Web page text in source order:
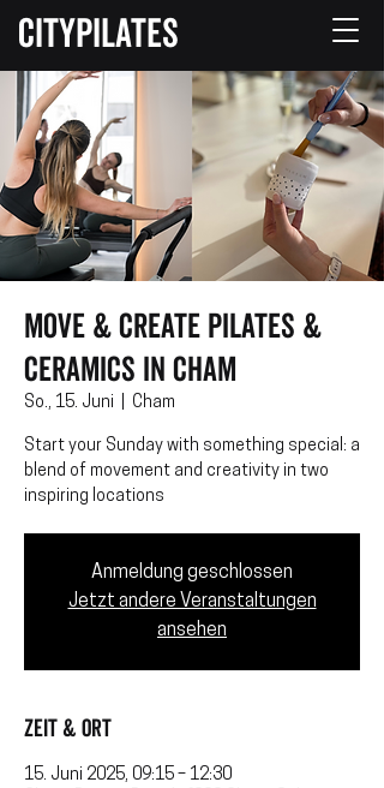
CITYPILATES
Move & Create Pilates &
Ceramics in Cham
So., 15. Juni Cham
Start your Sunday with something special: a
blend of movement and creativity in two
inspiring locations
Anmeldung geschlossen
Jetzt andere Veranstaltungen
ansehen
Zeit & Ort
15. Juni 2025, 09:15 – 12:30